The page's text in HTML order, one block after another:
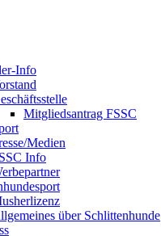
Info
Mitgliedsantrag FSSC
Medien
Info
über Schlittenhunde